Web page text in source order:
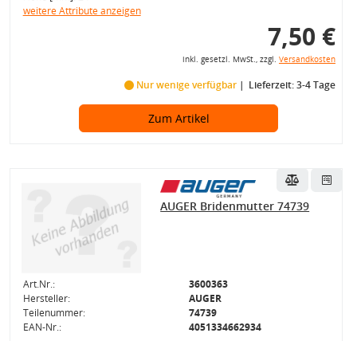
weitere Attribute anzeigen
7,50 €
inkl. gesetzl. MwSt., zzgl. Versandkosten
Nur wenige verfügbar Lieferzeit: 3-4 Tage
Zum Artikel
AUGER Bridenmutter 74739
Art.Nr.:
3600363
Hersteller:
AUGER
Teilenummer:
74739
EAN-Nr.:
4051334662934